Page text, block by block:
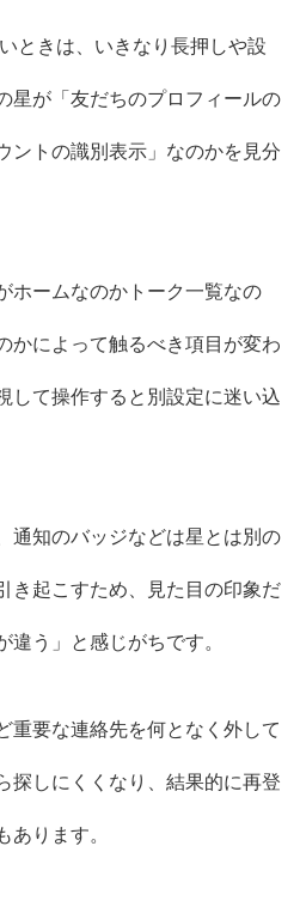
ときは、いきなり長押しや設
星が「友だちのプロフィールの
ントの識別表示」なのかを見分
ホームなのかトーク一覧なの
かによって触るべき項目が変わ
して操作すると別設定に迷い込
通知のバッジなどは星とは別の
き起こすため、見た目の印象だ
違う」と感じがちです。
重要な連絡先を何となく外して
探しにくくなり、結果的に再登
あります。